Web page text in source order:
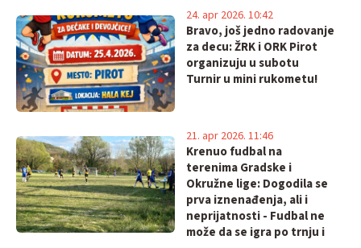
Bravo, još jedno radovanje
za decu: ŽRK i ORK Pirot
organizuju u subotu
Turnir u mini rukometu!
24. apr 2026. 10:42
Krenuo fudbal na
terenima Gradske i
Okružne lige: Dogodila se
prva iznenađenja, ali i
neprijatnosti - Fudbal ne
može da se igra po trnju i
21. apr 2026. 11:46